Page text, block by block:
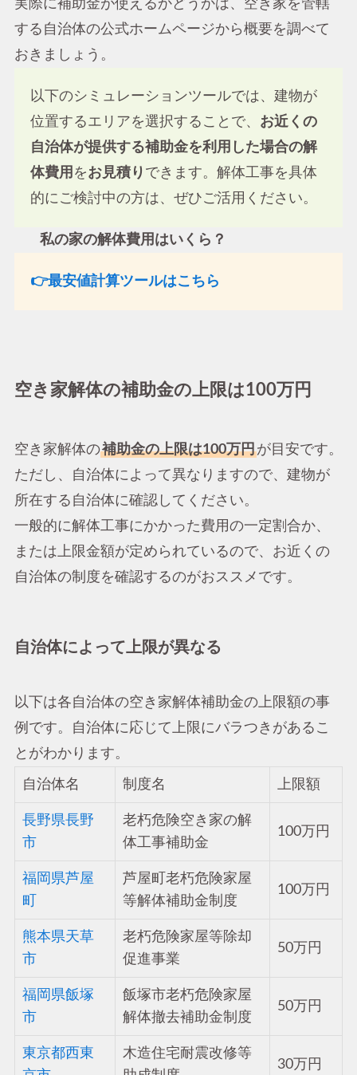
実際に補助金が使えるかどうかは、空き家を管轄
する自治体の公式ホームページから概要を調べて
おきましょう。
以下のシミュレーションツールでは、建物が
位置するエリアを選択することで、 お近くの
自治体が提供する補助金を利用した場合の解
体費用 をお見積り できます。解体工事を具体
的にご検討中の方は、ぜひご活用ください。
私の家の解体費用はいくら？
👉最安値計算ツールはこちら
空き家解体の補助金の上限は100万円
空き家解体の補助金の上限は100万円が目安です。
ただし、自治体によって異なりますので、建物が
所在する自治体に確認してください。
一般的に解体工事にかかった費用の一定割合か、
または上限金額が定められているので、お近くの
自治体の制度を確認するのがおススメです。
自治体によって上限が異なる
以下は各自治体の空き家解体補助金の上限額の事
例です。自治体に応じて上限にバラつきがあるこ
とがわかります。
自治体名 制度名 上限額
長野県長野
市
老朽危険空き家の解
体工事補助金
100万円
福岡県芦屋
町
芦屋町老朽危険家屋
等解体補助金制度
100万円
熊本県天草
市
老朽危険家屋等除却
促進事業
50万円
福岡県飯塚
市
飯塚市老朽危険家屋
解体撤去補助金制度
50万円
東京都西東
木造住宅耐震改修等
30万円